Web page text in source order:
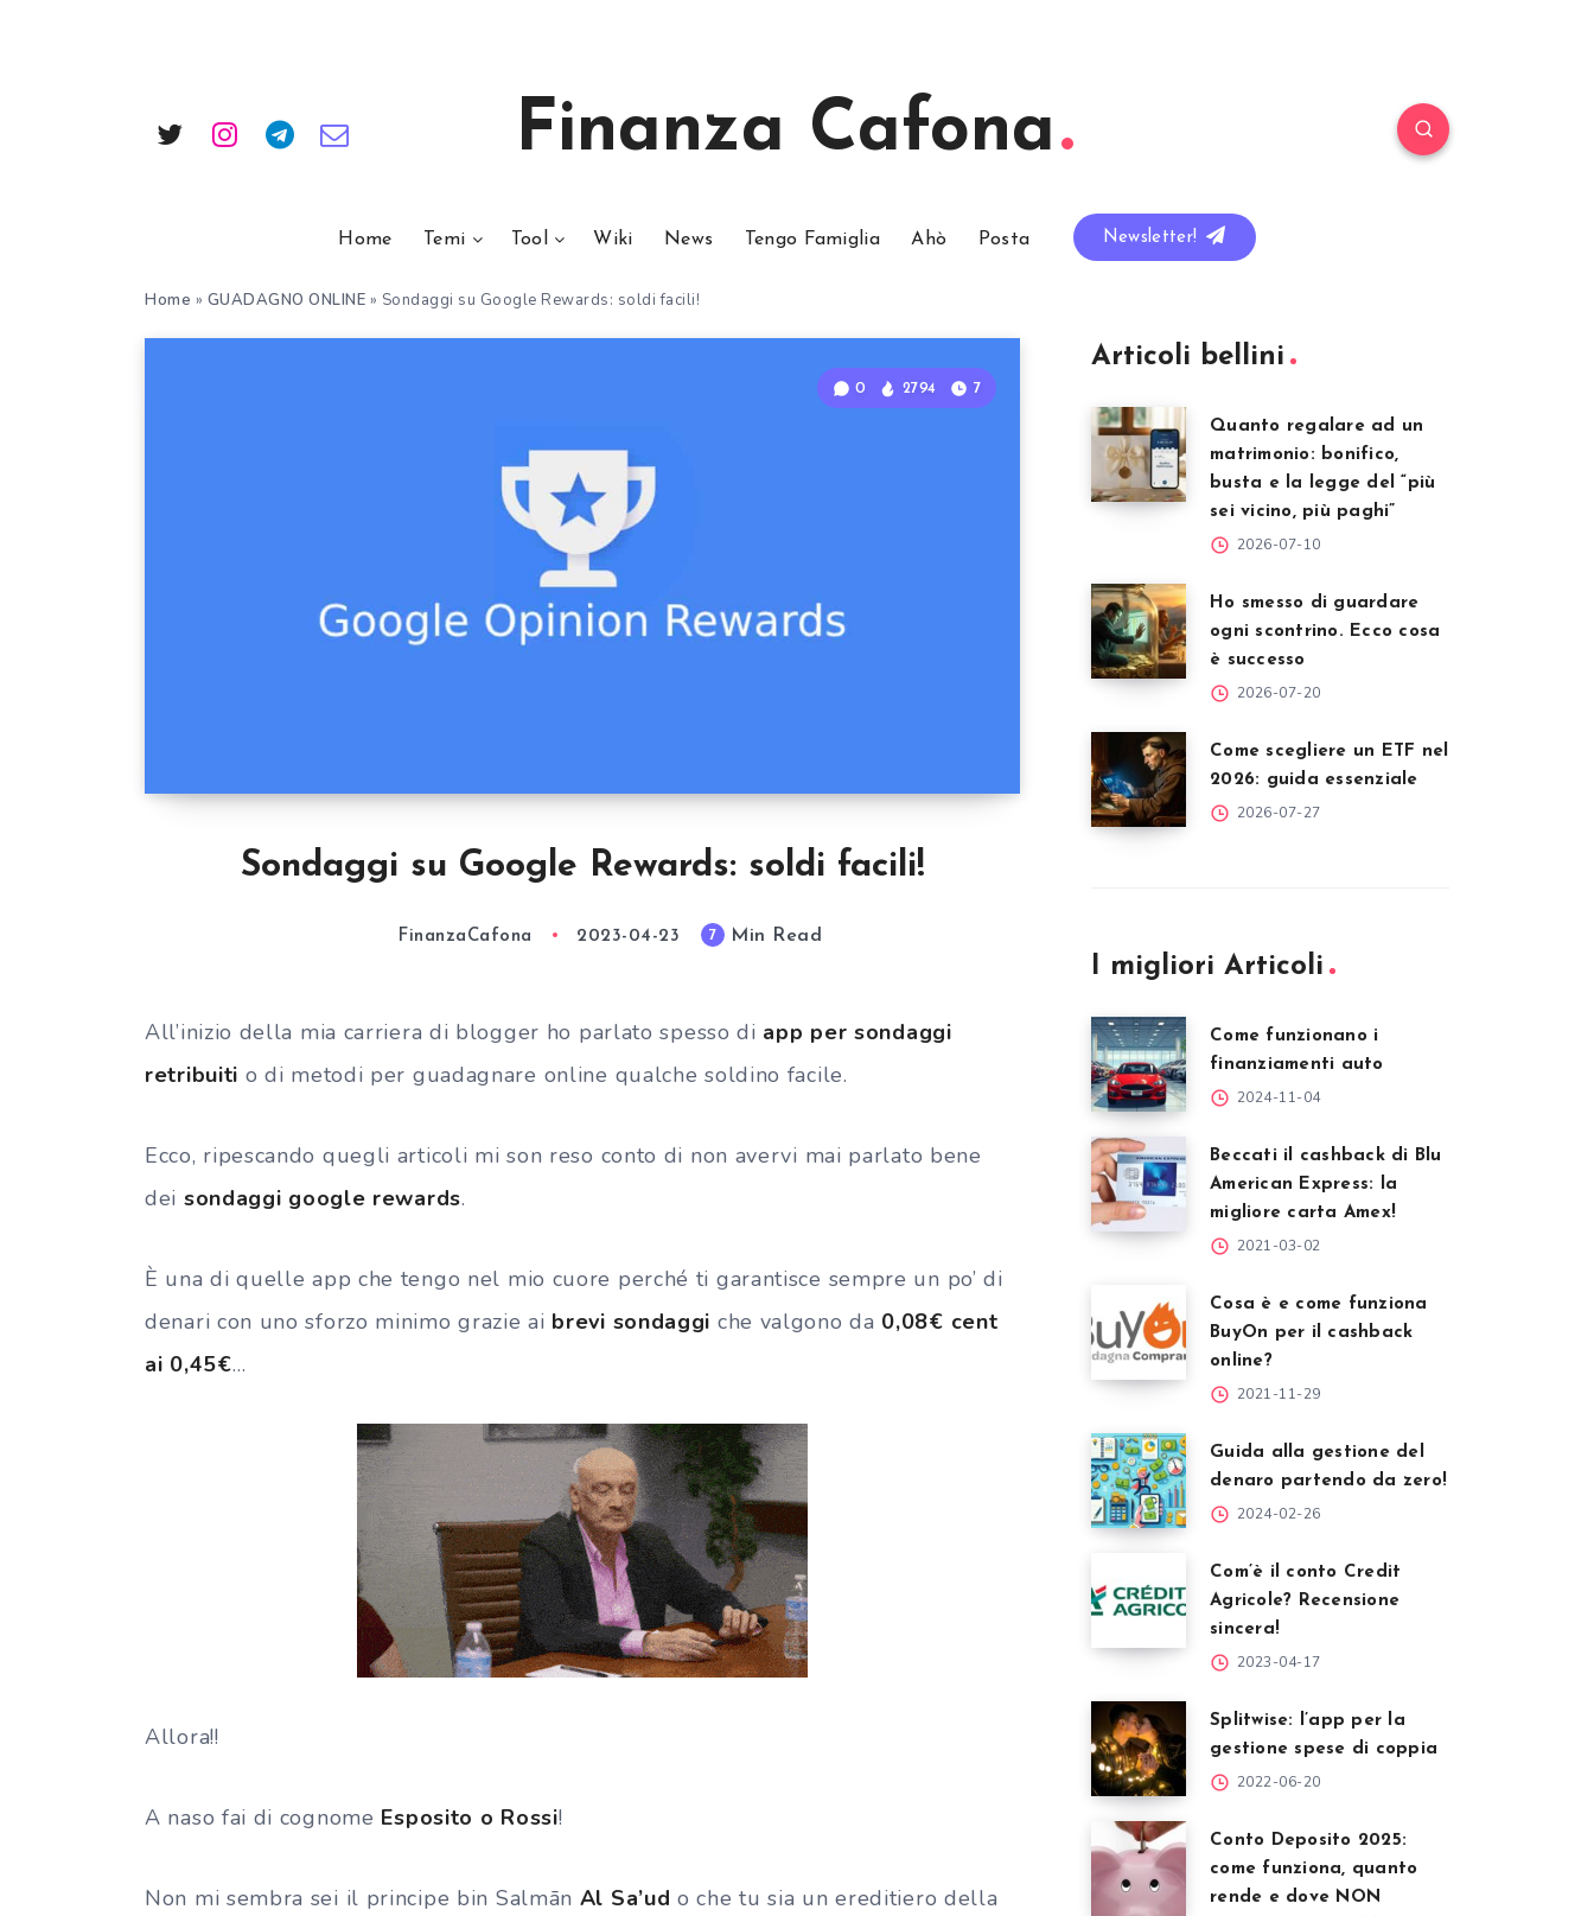
Finanza Cafona
Home Temi Tool Wiki News Tengo Famiglia Ahò Posta Newsletter!
Home » GUADAGNO ONLINE » Sondaggi su Google Rewards: soldi facili!
0 2794 7
Sondaggi su Google Rewards: soldi facili!
FinanzaCafona 2023-04-23 7 Min Read
All’inizio della mia carriera di blogger ho parlato spesso di app per sondaggi
retribuiti o di metodi per guadagnare online qualche soldino facile.
Ecco, ripescando quegli articoli mi son reso conto di non avervi mai parlato bene
dei sondaggi google rewards.
È una di quelle app che tengo nel mio cuore perché ti garantisce sempre un po’ di
denari con uno sforzo minimo grazie ai brevi sondaggi che valgono da 0,08€ cent
ai 0,45€…
Allora!!
A naso fai di cognome Esposito o Rossi!
Non mi sembra sei il principe bin Salmān Al Sa’udo che tu sia un ereditiero della
Articoli bellini
Quanto regalare ad un
matrimonio: bonifico,
busta e la legge del “più
sei vicino, più paghi”
2026-07-10
Ho smesso di guardare
ogni scontrino. Ecco cosa
è successo
2026-07-20
Come scegliere un ETF nel
2026: guida essenziale
2026-07-27
I migliori Articoli
Come funzionano i
finanziamenti auto
2024-11-04
Beccati il cashback di Blu
American Express: la
migliore carta Amex!
2021-03-02
Cosa è e come funziona
BuyOn per il cashback
online?
2021-11-29
Guida alla gestione del
denaro partendo da zero!
2024-02-26
Com’è il conto Credit
Agricole? Recensione
sincera!
2023-04-17
Splitwise: l’app per la
gestione spese di coppia
2022-06-20
Conto Deposito 2025:
come funziona, quanto
rende e dove NON